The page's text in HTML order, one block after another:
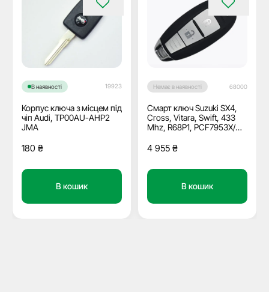
В наявності 19923
Корпус ключа з місцем під
чіп Audi, TP00AU-AHP2
JMA
180 ₴
В кошик
Немає в наявності 68000
Смарт ключ Suzuki SX4,
Cross, Vitara, Swift, 433
Mhz, R68P1, PCF7953X/
4 955 ₴
В кошик